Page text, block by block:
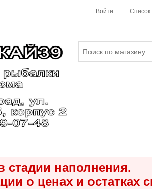
Войти
стадии наполнения.
о ценах и остатках